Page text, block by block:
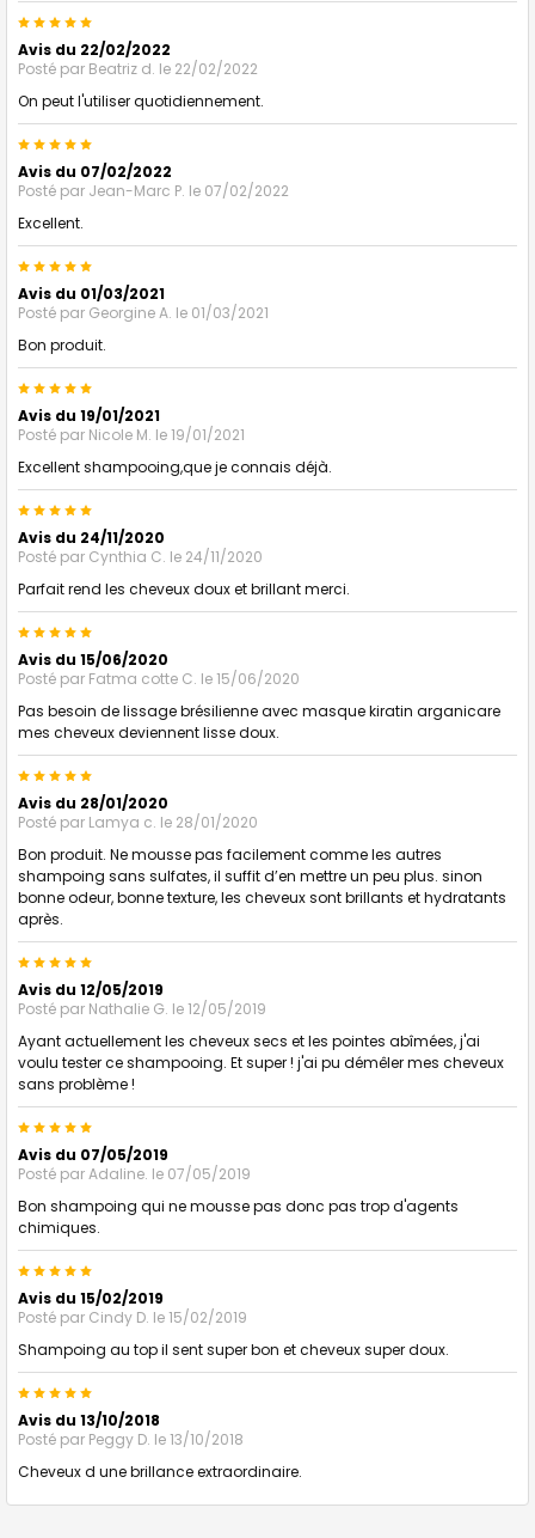
5
Avis du 22/02/2022
Posté par Beatriz d. le 22/02/2022
On peut l'utiliser quotidiennement.
5
Avis du 07/02/2022
Posté par Jean-Marc P. le 07/02/2022
Excellent.
5
Avis du 01/03/2021
Posté par Georgine A. le 01/03/2021
Bon produit.
5
Avis du 19/01/2021
Posté par Nicole M. le 19/01/2021
Excellent shampooing,que je connais déjà.
5
Avis du 24/11/2020
Posté par Cynthia C. le 24/11/2020
Parfait rend les cheveux doux et brillant merci.
5
Avis du 15/06/2020
Posté par Fatma cotte C. le 15/06/2020
Pas besoin de lissage brésilienne avec masque kiratin arganicare
mes cheveux deviennent lisse doux.
5
Avis du 28/01/2020
Posté par Lamya c. le 28/01/2020
Bon produit. Ne mousse pas facilement comme les autres
shampoing sans sulfates, il suffit d’en mettre un peu plus. sinon
bonne odeur, bonne texture, les cheveux sont brillants et hydratants
après.
5
Avis du 12/05/2019
Posté par Nathalie G. le 12/05/2019
Ayant actuellement les cheveux secs et les pointes abîmées, j'ai
voulu tester ce shampooing. Et super ! j'ai pu démêler mes cheveux
sans problème !
5
Avis du 07/05/2019
Posté parAdaline. le 07/05/2019
Bon shampoing qui ne mousse pas donc pas trop d'agents
chimiques.
5
Avis du 15/02/2019
Posté par Cindy D. le 15/02/2019
Shampoing au top il sent super bon et cheveux super doux.
5
Avis du 13/10/2018
Posté par Peggy D. le 13/10/2018
Cheveux d une brillance extraordinaire.